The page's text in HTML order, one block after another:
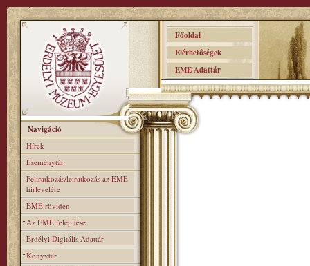
Főoldal
Elérhetőségek
EME Adattár
Navigáció
Hírek
Eseménytár
Feliratkozás/leiratkozás az EME
hírlevelére
EME röviden
Az EME felépitése
Erdélyi Digitális Adattár
Könyvtár